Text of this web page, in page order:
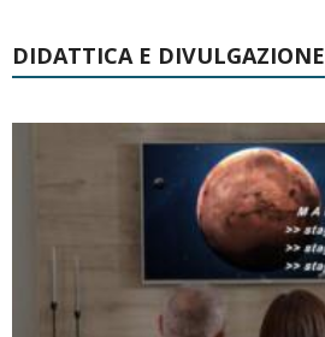
DIDATTICA E DIVULGAZIONE